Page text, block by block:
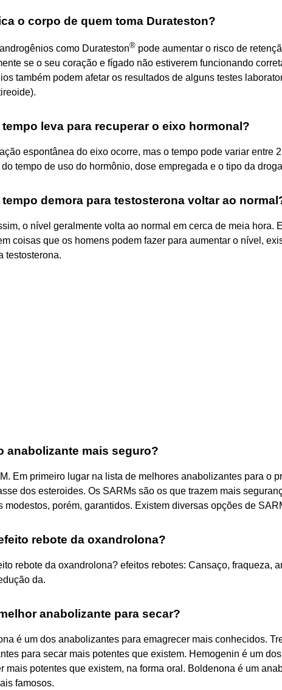
o corpo de quem toma Durateston?
como Durateston® pode aumentar o risco de
se o seu coração e fígado não estiverem funcionando
também podem afetar os resultados de alguns testes
leva para recuperar o eixo hormonal?
espontânea do eixo ocorre, mas o tempo pode variar entre
tempo de uso do hormônio, dose empregada e o tipo da
demora para testosterona voltar ao
o nível geralmente volta ao normal em cerca de meia hora.
coisas que os homens podem fazer para aumentar o nível,
testosterona.
anabolizante mais seguro?
Em primeiro lugar na lista de melhores anabolizantes para o
dos esteroides. Os SARMs são os que trazem mais
modestos, porém, garantidos. Existem diversas opções de
rebote da oxandrolona?
rebote da oxandrolona? efeitos rebotes: Cansaço, fraqueza,
da.
anabolizante para secar?
é um dos anabolizantes para emagrecer mais conhecidos.
para secar mais potentes que existem. Hemogenin é um
mais potentes que existem, na forma oral. Boldenona é um
famosos.